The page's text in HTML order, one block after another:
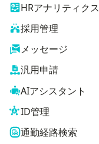
HRアナリティクス
採用管理
メッセージ
汎用申請
AIアシスタント
ID管理
通勤経路検索